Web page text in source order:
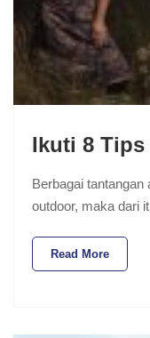
Ikuti 8
Berbagai
outdoor, maka dari
Read More